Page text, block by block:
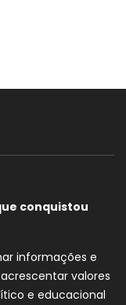
conquistou
informações e
valores
e educacional